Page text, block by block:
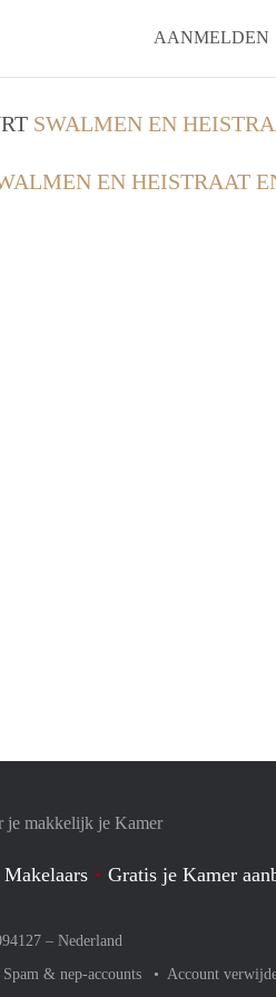
AANMELDEN
SWALMEN EN
EN HEISTRAAT
je makkelijk je Kamer
Gratis je Kamer
– Nederland
Spam & nep-accounts Account